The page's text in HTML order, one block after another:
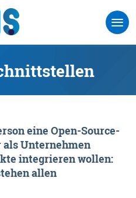
eine Open-Source-
als Unternehmen
integrieren wollen:
allen